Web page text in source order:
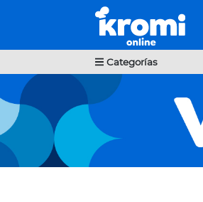
Categorías